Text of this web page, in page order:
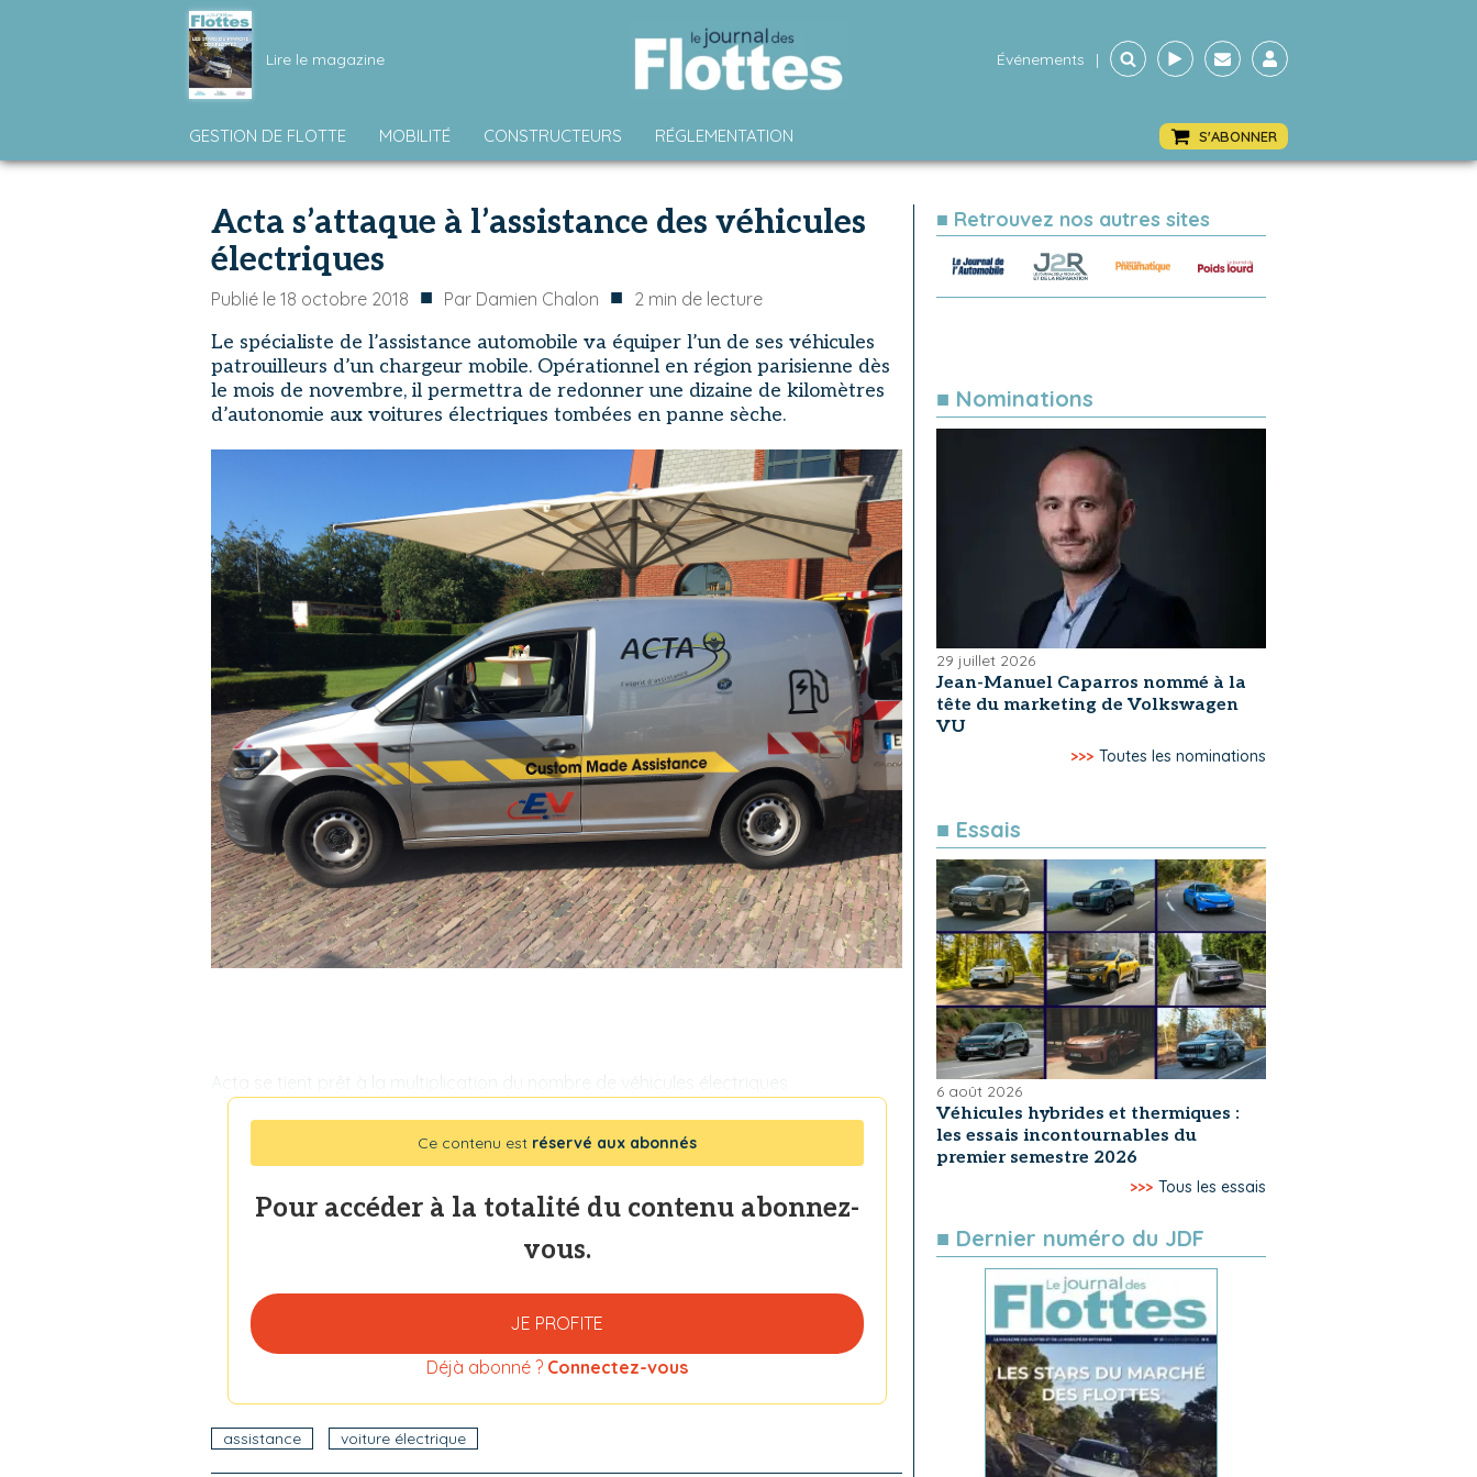
Lire le magazine Événements |
GESTION DE FLOTTE MOBILITÉ CONSTRUCTEURS RÉGLEMENTATION S'ABONNER
Acta s’attaque à l’assistance des véhicules
électriques
Publié le 18 octobre 2018 ■ Par Damien Chalon ■ 2 min de lecture
Le spécialiste de l’assistance automobile va équiper l’un de ses véhicules
patrouilleurs d’un chargeur mobile. Opérationnel en région parisienne dès
le mois de novembre, il permettra de redonner une dizaine de kilomètres
d’autonomie aux voitures électriques tombées en panne sèche.
Acta se tient prêt à la multiplication du nombre de véhicules électriques
Ce contenu est réservé aux abonnés
Pour accéder à la totalité du contenu abonnez-
vous.
JE PROFITE
Déjà abonné ? Connectez-vous
assistance voiture électrique
■ Retrouvez nos autres sites
■ Nominations
29 juillet 2026
Jean-Manuel Caparros nommé à la
tête du marketing de Volkswagen
VU
>>> Toutes les nominations
■ Essais
6 août 2026
Véhicules hybrides et thermiques :
les essais incontournables du
premier semestre 2026
>>> Tous les essais
■ Dernier numéro du JDF